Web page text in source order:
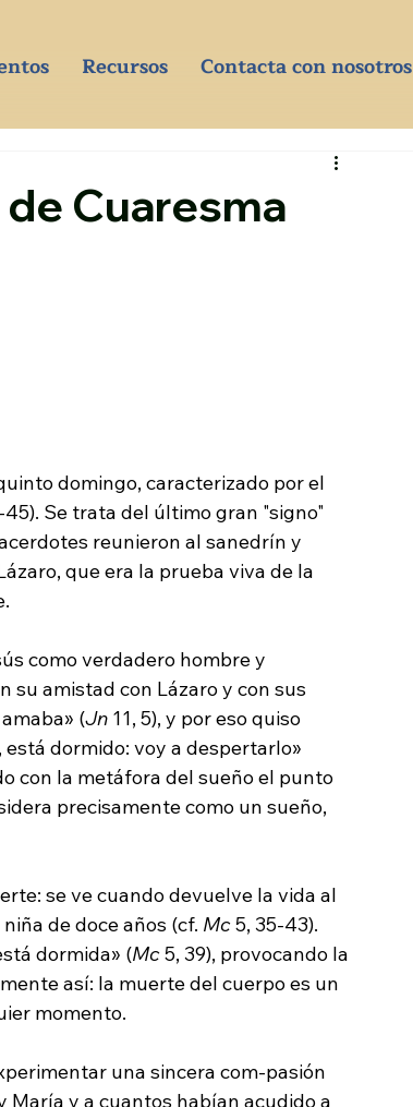
Recursos Contacta con nosotros
Cuaresma
domingo, caracterizado por el
45). Se trata del último gran "signo"
reunieron al sanedrín y
que era la prueba viva de la
como verdadero hombre y
su amistad con Lázaro y con sus
(Jn 11, 5), y por eso quiso
dormido: voy a despertarlo»
con la metáfora del sueño el punto
precisamente como un sueño,
se ve cuando devuelve la vida al
niña de doce años (cf. Mc 5, 35-43).
dormida» (Mc 5, 39), provocando la
así: la muerte del cuerpo es un
momento.
una sincera com-pasión
María y a cuantos habían acudido a